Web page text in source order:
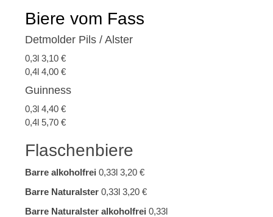
Biere vom Fass
Detmolder Pils / Alster
0,3l 3,10 €
0,4l 4,00 €
Guinness
0,3l 4,40 €
0,4l 5,70 €
Flaschenbiere
Barre alkoholfrei 0,33l 3,20 €
Barre Naturalster 0,33l 3,20 €
Barre Naturalster alkoholfrei 0,33l